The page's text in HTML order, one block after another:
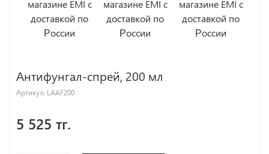
Антифунгал-спрей, 200 мл
Артикул: LAAF200
5 525 тг.